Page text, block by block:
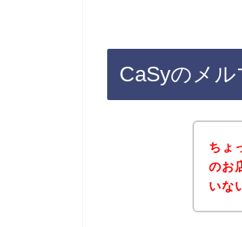
CaSyのメル
ちょ
のお
いな